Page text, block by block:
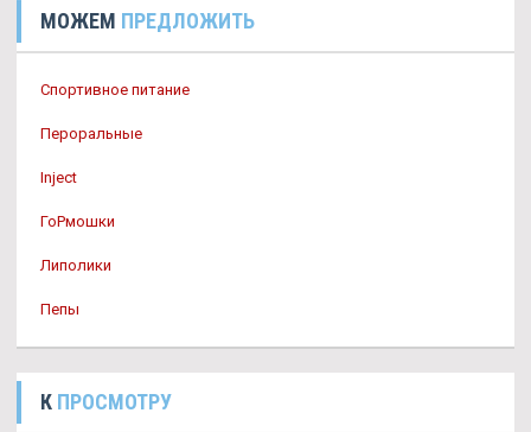
МОЖЕМ ПРЕДЛОЖИТЬ
Спортивное питание
Пероральные
Inject
ГоРмошки
Липолики
Пепы
К ПРОСМОТРУ